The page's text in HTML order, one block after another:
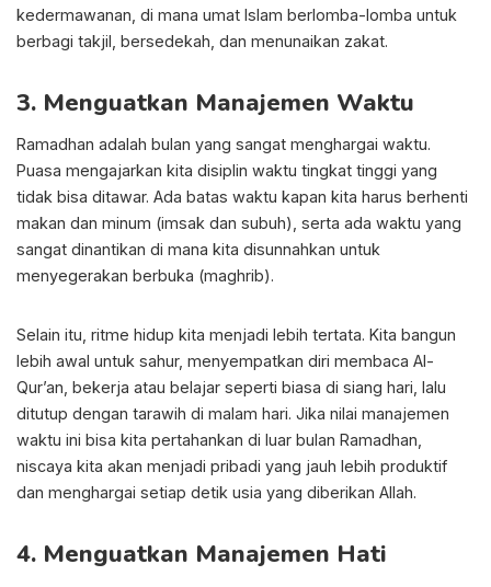
kedermawanan, di mana umat Islam berlomba-lomba untuk
berbagi takjil, bersedekah, dan menunaikan zakat.
3. Menguatkan Manajemen Waktu
Ramadhan adalah bulan yang sangat menghargai waktu.
Puasa mengajarkan kita disiplin waktu tingkat tinggi yang
tidak bisa ditawar. Ada batas waktu kapan kita harus berhenti
makan dan minum (imsak dan subuh), serta ada waktu yang
sangat dinantikan di mana kita disunnahkan untuk
menyegerakan berbuka (maghrib).
Selain itu, ritme hidup kita menjadi lebih tertata. Kita bangun
lebih awal untuk sahur, menyempatkan diri membaca Al-
Qur’an, bekerja atau belajar seperti biasa di siang hari, lalu
ditutup dengan tarawih di malam hari. Jika nilai manajemen
waktu ini bisa kita pertahankan di luar bulan Ramadhan,
niscaya kita akan menjadi pribadi yang jauh lebih produktif
dan menghargai setiap detik usia yang diberikan Allah.
4. Menguatkan Manajemen Hati